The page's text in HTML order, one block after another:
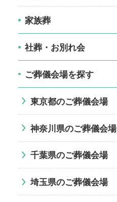
家族葬
社葬・お別れ会
ご葬儀会場を探す
東京都のご葬儀会場
神奈川県のご葬儀会場
千葉県のご葬儀会場
埼玉県のご葬儀会場